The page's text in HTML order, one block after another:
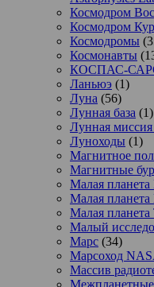
Космодром
Космодром
Космодромы
Космонавты
КОСПАС-
Ланьюэ (1)
Луна (56)
Лунная база (1)
Лунная
Луноходы (1)
Магнитное
Магнитные
Малая
Малая планета
Малая планета
Малый
Марс (34)
Марсоход
Массив